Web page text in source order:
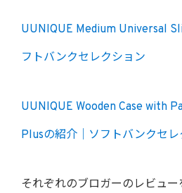
UUNIQUE Medium Universal
フトバンクセレクション
UUNIQUE Wooden Case with
Plusの紹介｜ソフトバンクセレ
それぞれのブロガーのレビュー